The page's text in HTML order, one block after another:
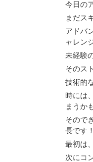
今日の
まだス
アドバ
ャレン
未経験
そのス
技術的
時には
まうか
そので
長です
最初は
次にコ